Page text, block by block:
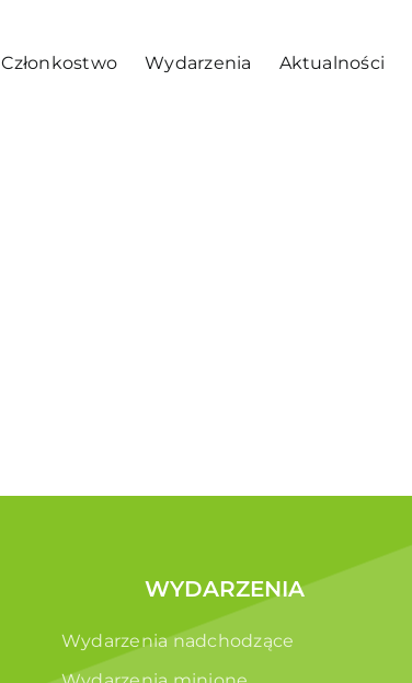
Członkostwo Wydarzenia Aktualności
WYDARZENIA
Wydarzenia nadchodzące